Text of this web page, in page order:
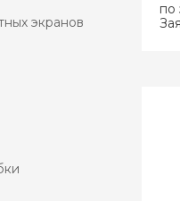
экранов
по